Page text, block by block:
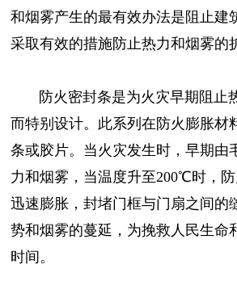
和烟雾产生的最有效办法是阻止建
采取有效的措施防止热力和烟雾的
防火密封条是为火灾早期阻止
而特别设计。此系列在防火膨胀材
条或胶片。当火灾发生时，早期由
力和烟雾，当温度升至200℃时，
迅速膨胀，封堵门框与门扇之间的
势和烟雾的蔓延，为挽救人民生命
时间。